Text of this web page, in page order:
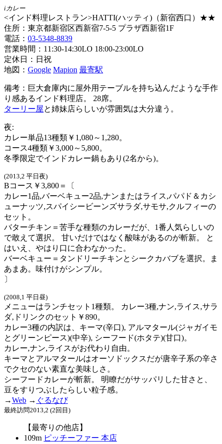
iカレー
<インド料理レストラン>HATTI(ハッティ)（新宿西口）★★
住所：東京都新宿区西新宿7-5-5 プラザ西新宿1F
電話： 03-5348-8839
営業時間：11:30-14:30LO 18:00-23:00LO
定休日：日祝
地図： Google Mapion 最寄駅
備考：巨大倉庫内に屋外用テーブルを持ち込んだような手作
り感あるインド料理店。 28席。
ターリー屋と姉妹店らしいが雰囲気は大分違う。
夜:
カレー単品13種類￥1,080～1,280。
コース4種類￥3,000～5,800。
冬季限定でインドカレー鍋もあり(2名から)。
(2013,2 平日夜)
Bコース￥3,800＝〔
カレー1品,バーベキュー2品,ナンまたはライス,パパド＆カシ
ューナッツ,スパイシービーンズサラダ,サモサ,クルフィーの
セット。
バターチキン＝苦手な種類のカレーだが、1番人気らしいの
で敢えて選択。 甘いだけではなく酸味があるのが斬新。 と
はいえ、やはり口に合わなかった。
バーベキュー＝タンドリーチキンとシークカバブを選択。ま
あまあ。味付けがシンプル。
〕
(2008,1 平日昼)
メニューはランチセット1種類。 カレー3種,ナン,ライス,サラ
ダ,ドリンクのセット￥890。
カレー3種の内訳は、キーマ(辛口), アルマタール(ジャガイモ
とグリーンピース)(中辛), シーフード(ホタテ)(甘口)。
カレー,ナン,ライスがお代わり自由。
キーマとアルマタールはオーソドックスだが唐辛子系の辛さ
でクセのない素直な美味しさ。
シーフードカレーが斬新。 明瞭だがサッパリした甘さと、
豆をすりつぶしたらしい粒子感。
→Web → ぐるなび
最終訪問2013,2 (2回目)
【最寄りの他店】
109m ピッチーファー 本店